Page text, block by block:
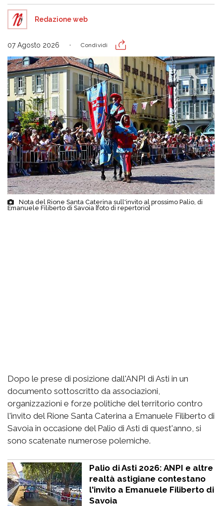
Redazione web
07 Agosto 2026 Condividi
Nota del Rione Santa Caterina sull'invito al prossimo Palio, di
Emanuele Filiberto di Savoia [foto di repertorio]
Dopo le prese di posizione dall'ANPI di Asti in un
documento sottoscritto da associazioni,
organizzazioni e forze politiche del territorio contro
l'invito del Rione Santa Caterina a Emanuele Filiberto di
Savoia in occasione del Palio di Asti di quest'anno, si
sono scatenate numerose polemiche.
Palio di Asti 2026: ANPI e altre
realtà astigiane contestano
l'invito a Emanuele Filiberto di
Savoia